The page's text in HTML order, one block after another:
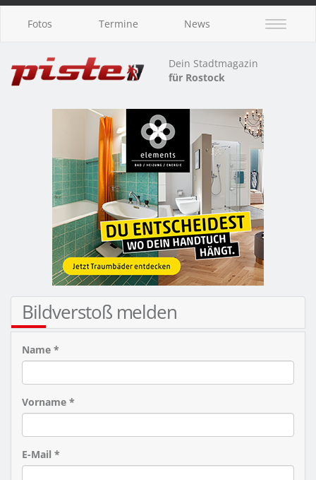
Fotos Termine News
Dein Stadtmagazin
für Rostock
Bildverstoß melden
Name *
Vorname *
E-Mail *